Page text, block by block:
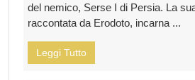
del nemico, Serse I di Persia. La
raccontata da Erodoto, incarna ...
Leggi Tutto